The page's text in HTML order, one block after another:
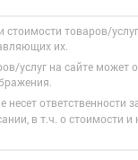
товаров/
их.
услуг на сайте может
несет ответственности
в т.ч. о стоимости и